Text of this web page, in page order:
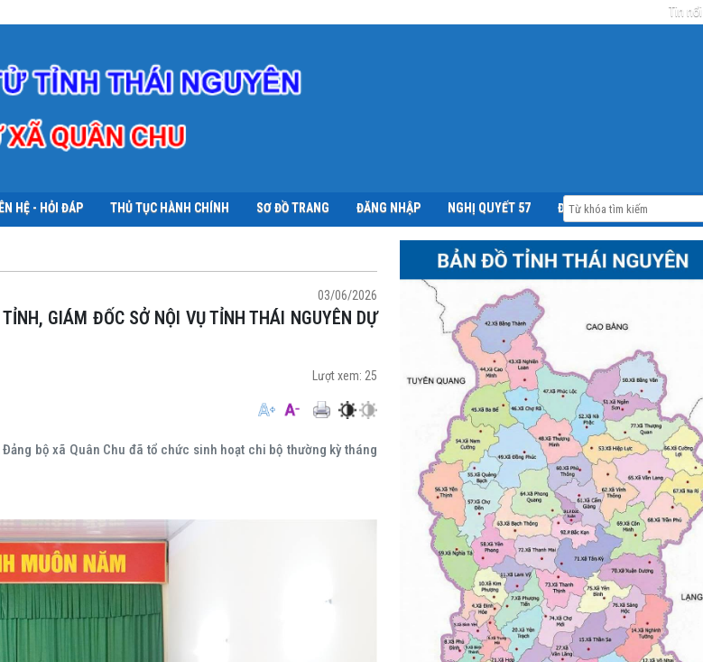
Tin
HỆ - HỎI ĐÁP THỦ TỤC HÀNH CHÍNH SƠ ĐỒ TRANG ĐĂNG NHẬP NGHỊ QUYẾT 57 ĐỀ ÁN 06
03/06/2026
Lượt xem: 25
bộ xã Quân Chu đã tổ chức sinh hoạt chi bộ thường kỳ tháng